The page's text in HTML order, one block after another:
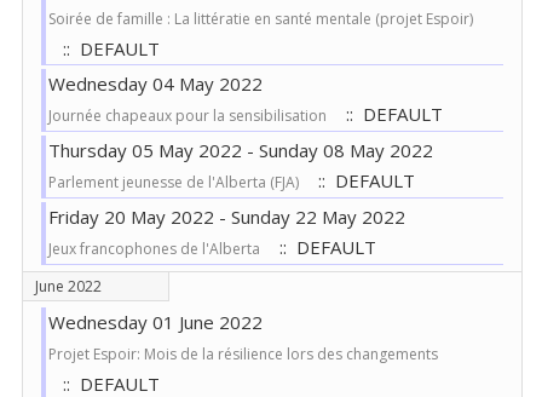
Soirée de famille : La littératie en santé mentale (projet Espoir)
:: DEFAULT
Wednesday 04 May 2022
Journée chapeaux pour la sensibilisation
:: DEFAULT
Thursday 05 May 2022 - Sunday 08 May 2022
Parlement jeunesse de l'Alberta (FJA)
:: DEFAULT
Friday 20 May 2022 - Sunday 22 May 2022
Jeux francophones de l'Alberta :: DEFAULT
June 2022
Wednesday 01 June 2022
Projet Espoir: Mois de la résilience lors des changements
:: DEFAULT